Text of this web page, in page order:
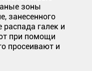
зоны
занесенного
распада галек и
при помощи
просеивают и